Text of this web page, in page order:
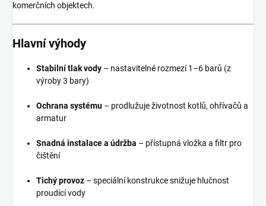
komerčních objektech.
Hlavní výhody
Stabilní tlak vody – nastavitelné rozmezí 1–6 barů (z
výroby 3 bary)
Ochrana systému – prodlužuje životnost kotlů, ohřívačů a
armatur
Snadná instalace a údržba – přístupná vložka a filtr pro
čištění
Tichý provoz – speciální konstrukce snižuje hlučnost
proudící vody